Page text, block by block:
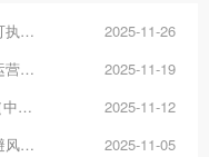
合与流程优化能力，逐渐成
展的核心支撑。
ERP管理系统真能将企业数据转化为可执行决策吗? 2025-11-26
如何利用ERP软件系统更好提升企业运营效率? 2025-11-19
米兰官方版网站登录入口-米兰online（中国） 分为哪几种类型? 2025-11-12
如何利用ERP软件帮助企业更好地规避风险? 2025-11-05